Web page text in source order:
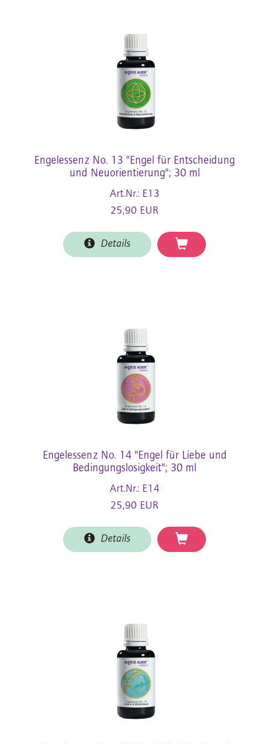
Engelessenz No. 13 "Engel für Entscheidung
und Neuorientierung"; 30 ml
Art.Nr.: E13
25,90 EUR
Details
Engelessenz No. 14 "Engel für Liebe und
Bedingungslosigkeit"; 30 ml
Art.Nr.: E14
25,90 EUR
Details